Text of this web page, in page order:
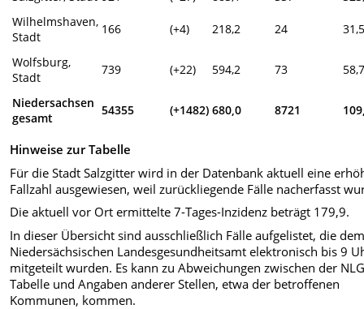
Wilhelmshaven,
Stadt
166 (+4) 218,2 24
Wolfsburg,
Stadt
739 (+22) 594,2 73
Niedersachsen
gesamt
54355 (+1482) 680,0 8721
Hinweise zur Tabelle
Für die Stadt Salzgitter wird in der Datenbank aktuell eine
Fallzahl ausgewiesen, weil zurückliegende Fälle nacherfasst
Die aktuell vor Ort ermittelte 7-Tages-Inzidenz beträgt 179,9.
In dieser Übersicht sind ausschließlich Fälle aufgelistet, die
Niedersächsischen Landesgesundheitsamt elektronisch bis 9
mitgeteilt wurden. Es kann zu Abweichungen zwischen der
Tabelle und Angaben anderer Stellen, etwa der betroffenen
Kommunen, kommen.